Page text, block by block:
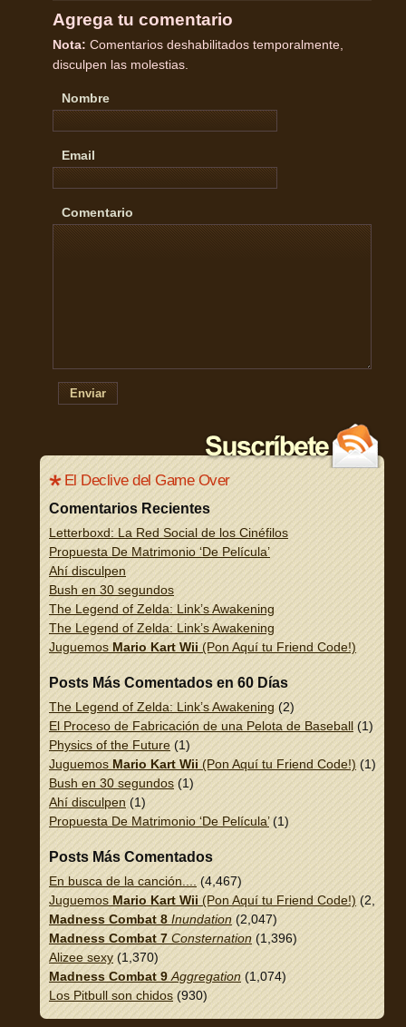
Agrega tu comentario
Nota: Comentarios deshabilitados temporalmente,
disculpen las molestias.
Nombre
Email
Comentario
Enviar
El Declive del Game Over
Comentarios Recientes
Letterboxd: La Red Social de los Cinéfilos
Propuesta De Matrimonio ‘De Película’
Ahí disculpen
Bush en 30 segundos
The Legend of Zelda: Link’s Awakening
The Legend of Zelda: Link’s Awakening
Juguemos Mario Kart Wii (Pon Aquí tu Friend Code!)
Posts Más Comentados en 60 Días
The Legend of Zelda: Link’s Awakening (2)
El Proceso de Fabricación de una Pelota de Baseball (1)
Physics of the Future (1)
Juguemos Mario Kart Wii (Pon Aquí tu Friend Code!) (1)
Bush en 30 segundos (1)
Ahí disculpen (1)
Propuesta De Matrimonio ‘De Película’(1)
Posts Más Comentados
En busca de la canción....
(4,467)
Juguemos Mario Kart Wii (Pon Aquí tu Friend Code!) (2,337)
Madness Combat 8 Inundation (2,047)
Madness Combat 7 Consternation (1,396)
Alizee sexy (1,370)
Madness Combat 9 Aggregation (1,074)
Los Pitbull son chidos (930)